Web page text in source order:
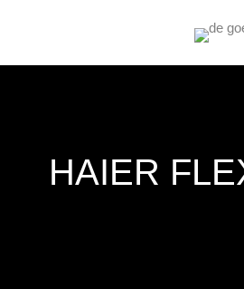
HAIER